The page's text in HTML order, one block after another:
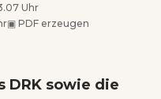
Uhr
▣ PDF erzeugen
DRK sowie die